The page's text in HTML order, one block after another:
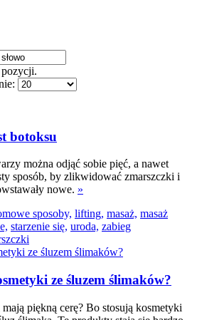
botoksu
można odjąć sobie pięć, a nawet
sposób, by zlikwidować zmarszczki i
nowe. »
sposoby, lifting, masaż, masaż
starzenie się, uroda, zabieg
ze śluzem ślimaków?
piękną cerę? Bo stosują kosmetyki